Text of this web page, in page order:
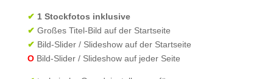
✔ 1 Stockfotos inklusive
✔ Großes Titel-Bild auf der Startseite
✔ Bild-Slider / Slideshow auf der Startseite
O Bild-Slider / Slideshow auf jeder Seite